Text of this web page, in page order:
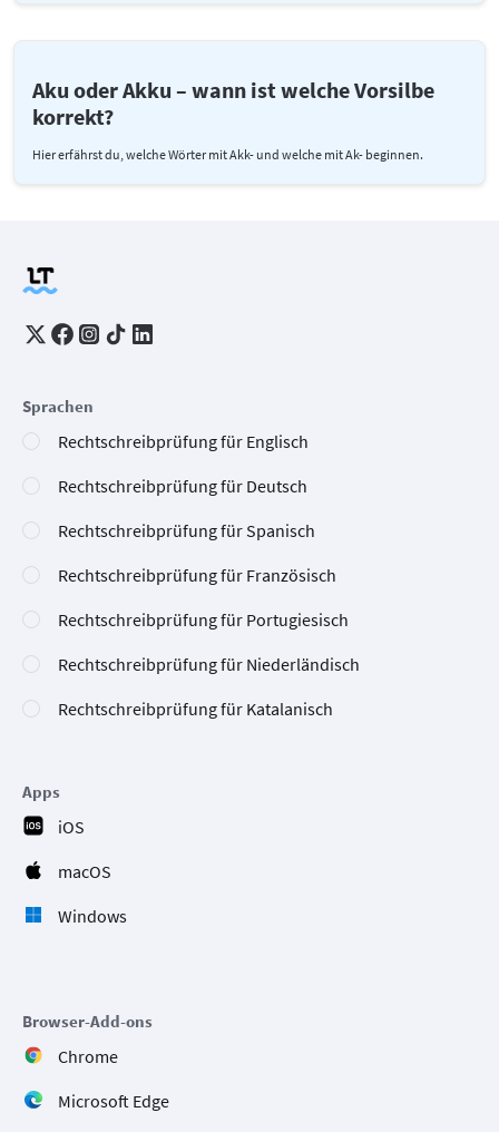
Aku oder Akku – wann ist welche Vorsilbe
korrekt?
Hier erfährst du, welche Wörter mit Akk- und welche mit Ak- beginnen.
Sprachen
Rechtschreibprüfung für Englisch
Rechtschreibprüfung für Deutsch
Rechtschreibprüfung für Spanisch
Rechtschreibprüfung für Französisch
Rechtschreibprüfung für Portugiesisch
Rechtschreibprüfung für Niederländisch
Rechtschreibprüfung für Katalanisch
Apps
iOS
macOS
Windows
Browser-Add-ons
Chrome
Microsoft Edge